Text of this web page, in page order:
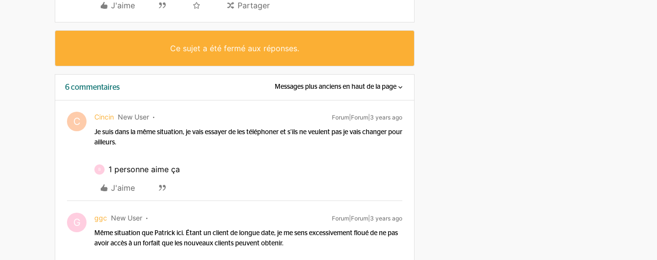
J'aime
Partager
Ce sujet a été fermé aux réponses.
6 commentaires Messages plus anciens en haut de la page
C Cincin New User Forum|Forum|3 years ago
Je suis dans la même situation, je vais essayer de les téléphoner et s’ils ne veulent pas je vais changer pour
ailleurs.
B
1 personne aime ça
J'aime
G ggc New User Forum|Forum|3 years ago
Même situation que Patrick ici. Étant un client de longue date, je me sens excessivement floué de ne pas
avoir accès à un forfait que les nouveaux clients peuvent obtenir.